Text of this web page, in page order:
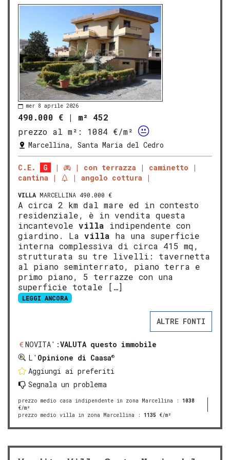
mer 8 aprile 2026
490.000 € | m² 452
prezzo al m²:
1084 €/m²
Marcellina, Santa Maria del Cedro
C.E. G con terrazza
caminetto
cantina
angolo cottura
VILLA MARCELLINA 490.000 €
A circa 2 km dal mare ed in contesto
residenziale, è in vendita questa
incantevole villa indipendente con
giardino. La villa ha una superficie
interna complessiva di circa 415 mq,
strutturata su tre livelli: tavernetta
al piano seminterrato, piano terra e
primo piano, 5 terrazze con una
superficie totale […]
LEGGI ANCORA
ALTRE FONTI
NOVITA':VALUTA questo immobile
L' Opinione di Caasa®
Aggiungi ai preferiti
Segnala un problema
prezzo medio casa indipendente in zona Marcellina : 1038
€/m²
prezzo medio villa in zona Marcellina : 1135 €/m²